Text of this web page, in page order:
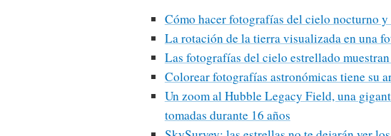
Cómo hacer fotografías del cielo nocturno y
La rotación de la tierra visualizada en una
Las fotografías del cielo estrellado
Colorear fotografías astronómicas tiene su
Un zoom al Hubble Legacy Field, una
tomadas durante 16 años